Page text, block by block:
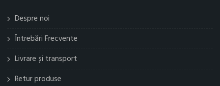
Despre noi
Întrebări Frecvente
Livrare și transport
Retur produse